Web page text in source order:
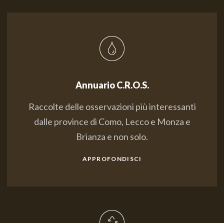
Annuario C.R.O.S.
Raccolte delle osservazioni più interessanti
dalle province di Como, Lecco e Monza e
Brianza e non solo.
APPROFONDISCI